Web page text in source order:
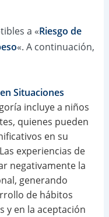
a «Riesgo de
«. A continuación,
Situaciones
incluye a niños
quienes pueden
en su
experiencias de
negativamente la
generando
de hábitos
y en la aceptación